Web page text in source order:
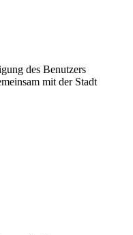
des Benutzers
mit der Stadt